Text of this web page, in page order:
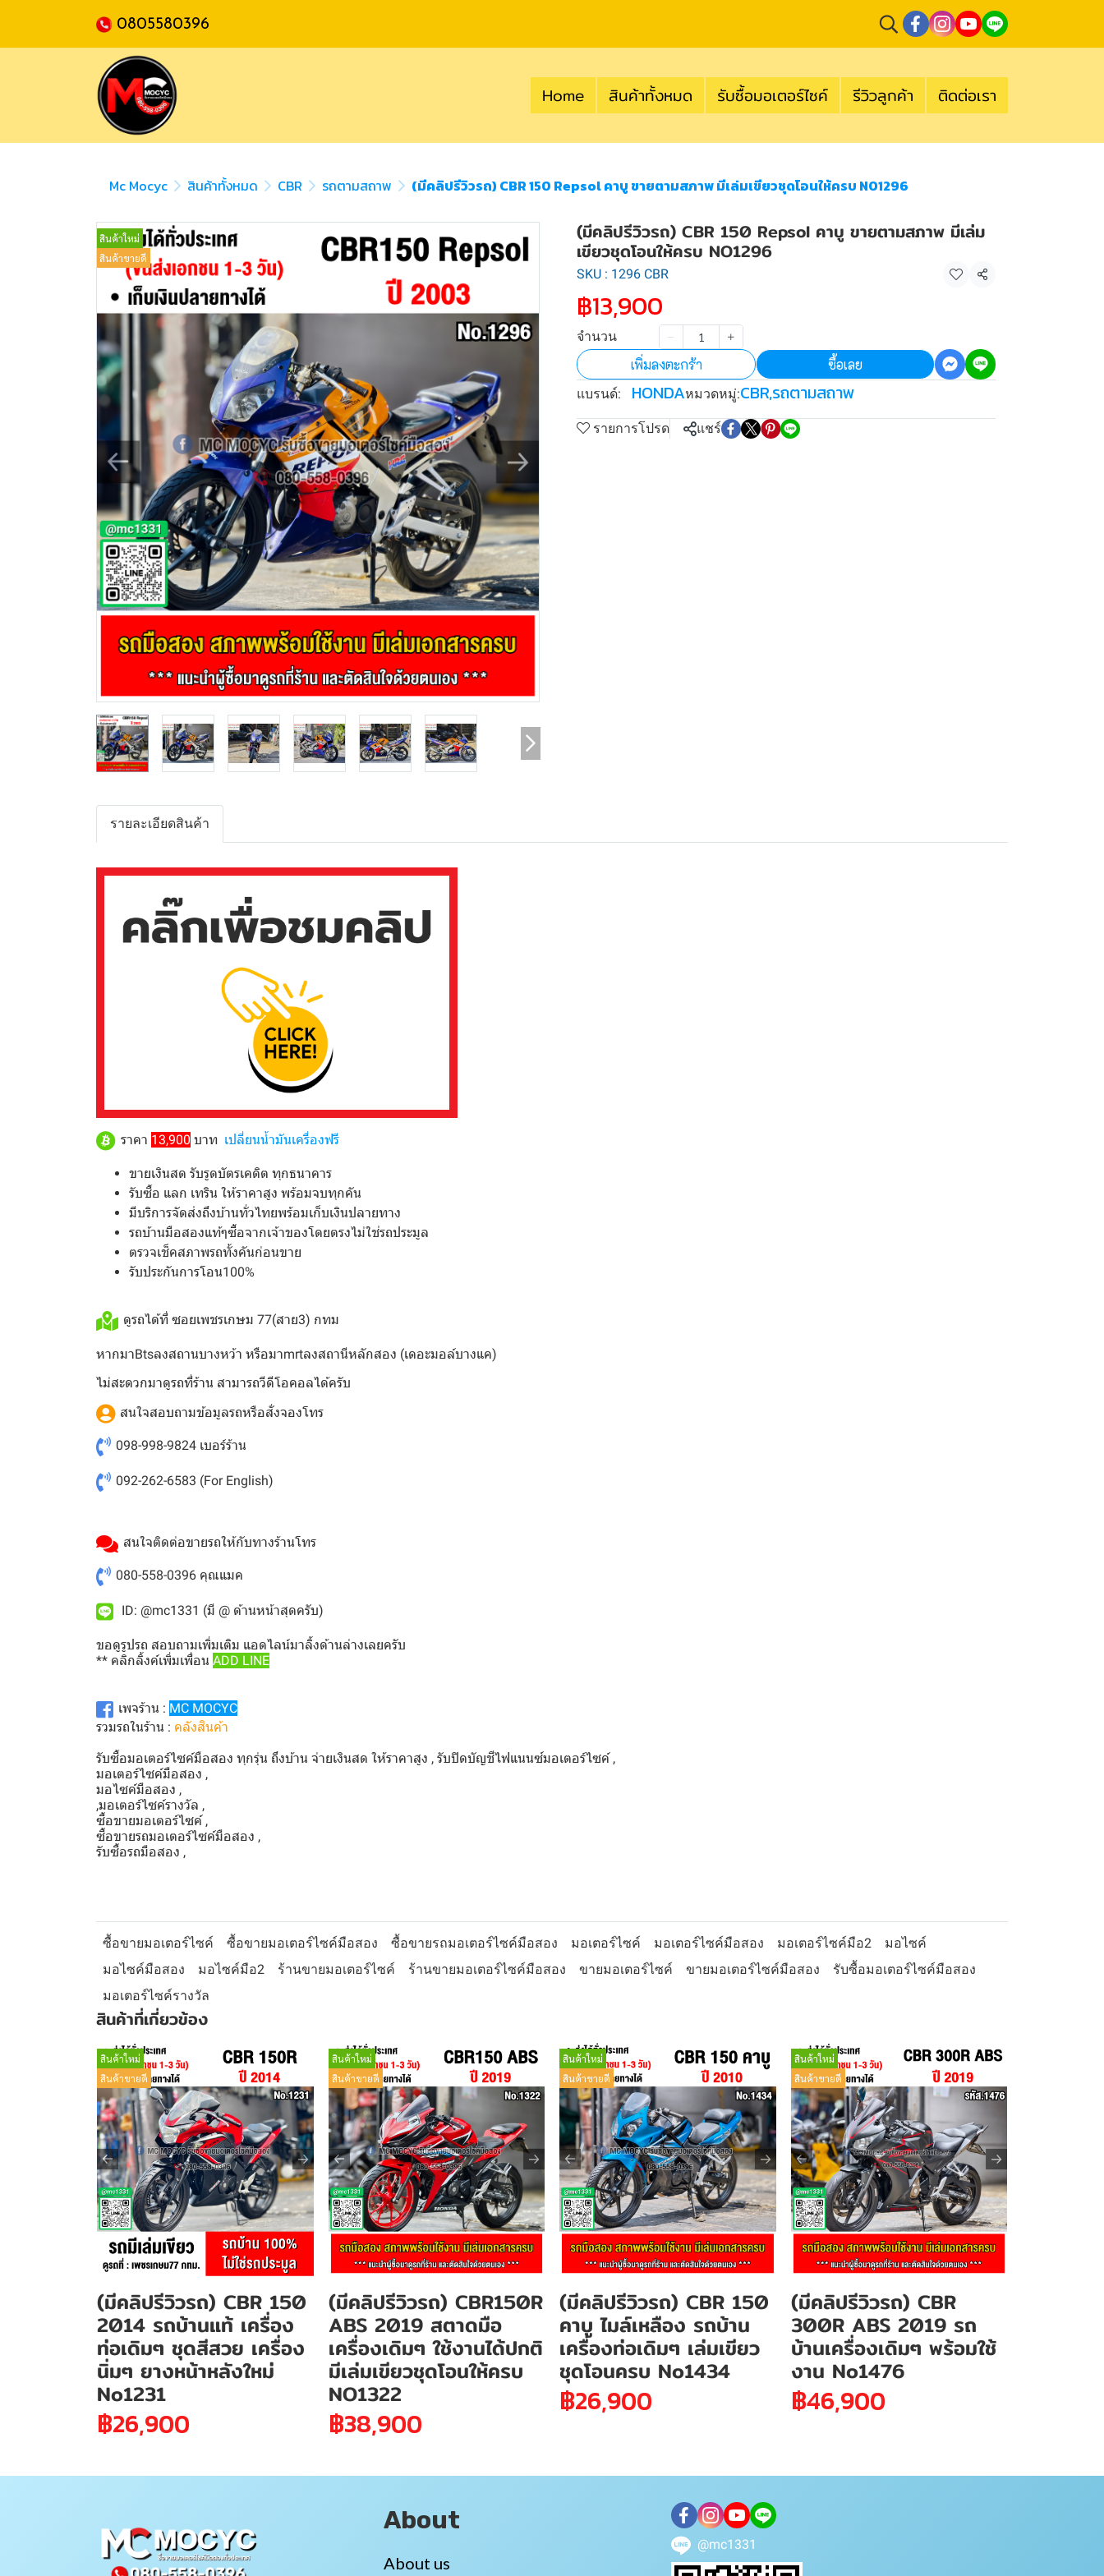
0805580396
Home สินค้าทั้งหมด รับซื้อมอเตอร์ไซค์ รีวิวลูกค้า ติดต่อเรา
Mc Mocyc สินค้าทั้งหมด CBR รถตามสถาพ (มีคลิปรีวิวรถ) CBR 150 Repsol คาบู ขายตามสภาพ มีเล่มเขียวชุดโอนให้ครบ NO1296
สินค้าใหม่
สินค้าขายดี
(มีคลิปรีวิวรถ) CBR 150 Repsol คาบู ขายตามสภาพ มีเล่ม
เขียวชุดโอนให้ครบ NO1296
SKU : 1296 CBR แชร์
฿13,900
จำนวน
เพิ่มลงตะกร้า ซื้อเลย
แบรนด์: HONDAหมวดหมู่:CBR,รถตามสถาพ
รายการโปรด แชร์
รายละเอียดสินค้า
ราคา 13,900 บาท เปลี่ยนน้ำมันเครื่องฟรี
ขายเงินสด รับรูดบัตรเคดิต ทุกธนาคาร
รับซื้อ แลก เทริน ให้ราคาสูง พร้อมจบทุกคัน
มีบริการจัดส่งถึงบ้านทั่วไทยพร้อมเก็บเงินปลายทาง
รถบ้านมือสองแท้ๆซื้อจากเจ้าของโดยตรงไม่ใช่รถประมูล
ตรวจเช็คสภาพรถทั้งคันก่อนขาย
รับประกันการโอน100%
ดูรถได้ที่ ซอยเพชรเกษม 77(สาย3) กทม
หากมาBtsลงสถานบางหว้า หรือมาmrtลงสถานีหลักสอง (เดอะมอล์บางแค)
ไม่สะดวกมาดูรถที่ร้าน สามารถวีดีโอคอลได้ครับ
สนใจสอบถามข้อมูลรถหรือสั่งจองโทร
098-998-9824 เบอร์ร้าน
092-262-6583 (For English)
สนใจติดต่อขายรถให้กับทางร้านโทร
080-558-0396 คุณแมค
ID: @mc1331 (มี @ ด้านหน้าสุดครับ)
ขอดูรูปรถ สอบถามเพิ่มเติม แอดไลน์มาลิ้งด้านล่างเลยครับ
** คลิกลิ้งค์เพิ่มเพื่อน ADD LINE
เพจร้าน : MC MOCYC
รวมรถในร้าน : คลังสินค้า
รับซื้อมอเตอร์ไซค์มือสอง ทุกรุ่น ถึงบ้าน จ่ายเงินสด ให้ราคาสูง , รับปิดบัญชีไฟแนนซ์มอเตอร์ไซค์ ,
มอเตอร์ไซค์มือสอง ,
มอไซค์มือสอง ,
,มอเตอร์ไซค์รางวัล ,
ซื้อขายมอเตอร์ไซค์ ,
ซื้อขายรถมอเตอร์ไซค์มือสอง ,
รับซื้อรถมือสอง ,
ซื้อขายมอเตอร์ไซค์ ซื้อขายมอเตอร์ไซค์มือสอง ซื้อขายรถมอเตอร์ไซค์มือสอง มอเตอร์ไซค์ มอเตอร์ไซค์มือสอง มอเตอร์ไซค์มือ2
มอไซค์
มอไซค์มือสอง
มอไซค์มือ2 ร้านขายมอเตอร์ไซค์ ร้านขายมอเตอร์ไซค์มือสอง ขายมอเตอร์ไซค์ ขายมอเตอร์ไซค์มือสอง
รับซื้อมอเตอร์ไซค์มือสอง
มอเตอร์ไซค์รางวัล
สินค้าที่เกี่ยวข้อง
สินค้าใหม่
สินค้าขายดี
(มีคลิปรีวิวรถ) CBR 150
2014 รถบ้านแท้ เครื่อง
ท่อเดิมๆ ชุดสีสวย เครื่อง
นิ่มๆ ยางหน้าหลังใหม่
No1231
฿26,900
สินค้าใหม่
สินค้าขายดี
(มีคลิปรีวิวรถ) CBR150R
ABS 2019 สตาดมือ
เครื่องเดิมๆ ใช้งานได้ปกติ
มีเล่มเขียวชุดโอนให้ครบ
NO1322
฿38,900
สินค้าใหม่
สินค้าขายดี
(มีคลิปรีวิวรถ) CBR 150
คาบู ไมล์เหลือง รถบ้าน
เครื่องท่อเดิมๆ เล่มเขียว
ชุดโอนครบ No1434
฿26,900
สินค้าใหม่
สินค้าขายดี
(มีคลิปรีวิวรถ) CBR
300R ABS 2019 รถ
บ้านเครื่องเดิมๆ พร้อมใช้
งาน No1476
฿46,900
About
About us
@mc1331